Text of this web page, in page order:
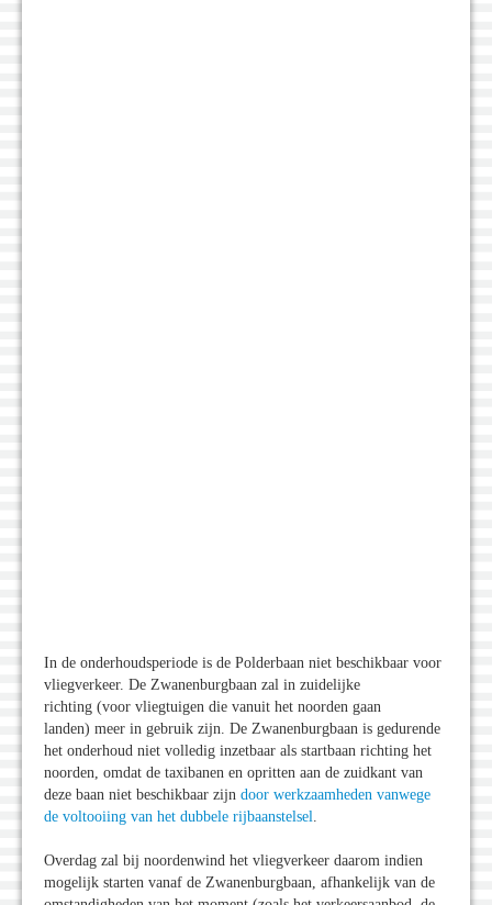
In de onderhoudsperiode is de Polderbaan niet beschikbaar voor
vliegverkeer. De Zwanenburgbaan zal in zuidelijke
richting (voor vliegtuigen die vanuit het noorden gaan
landen) meer in gebruik zijn. De Zwanenburgbaan is gedurende
het onderhoud niet volledig inzetbaar als startbaan richting het
noorden, omdat de taxibanen en opritten aan de zuidkant van
deze baan niet beschikbaar zijn door werkzaamheden vanwege
de voltooiing van het dubbele rijbaanstelsel.
Overdag zal bij noordenwind het vliegverkeer daarom indien
mogelijk starten vanaf de Zwanenburgbaan, afhankelijk van de